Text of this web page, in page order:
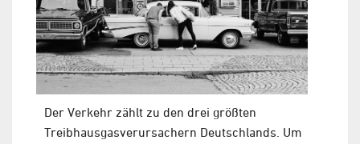
Der Verkehr zählt zu den drei größten
Treibhausgasverursachern Deutschlands. Um